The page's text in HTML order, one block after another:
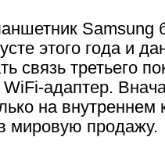
Samsung
этого года и
связь третьего
адаптер.
на
мировую продажу.